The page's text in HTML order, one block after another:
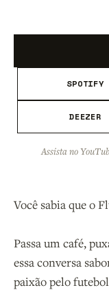
SPOTIFY
DEEZER
Assista no
Você sabia que o
Passa um café,
essa conversa
paixão pelo